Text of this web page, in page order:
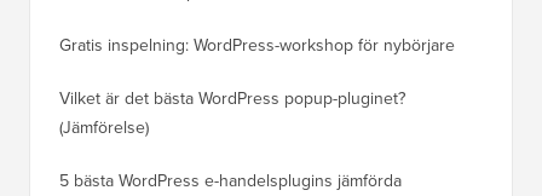
Gratis inspelning: WordPress-workshop för nybörjare
Vilket är det bästa WordPress popup-pluginet?
(Jämförelse)
5 bästa WordPress e-handelsplugins jämförda